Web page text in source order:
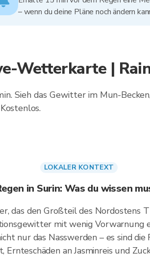
– wenn du deine Pläne noch ändern
Wetterkarte |
Sieh das Gewitter im Mun-
LOKALER KONTEXT
in Surin: Was du wissen
das den Großteil des Nordostens
mit wenig Vorwarnung
nur das Nasswerden – es sind
an Jasminreis und